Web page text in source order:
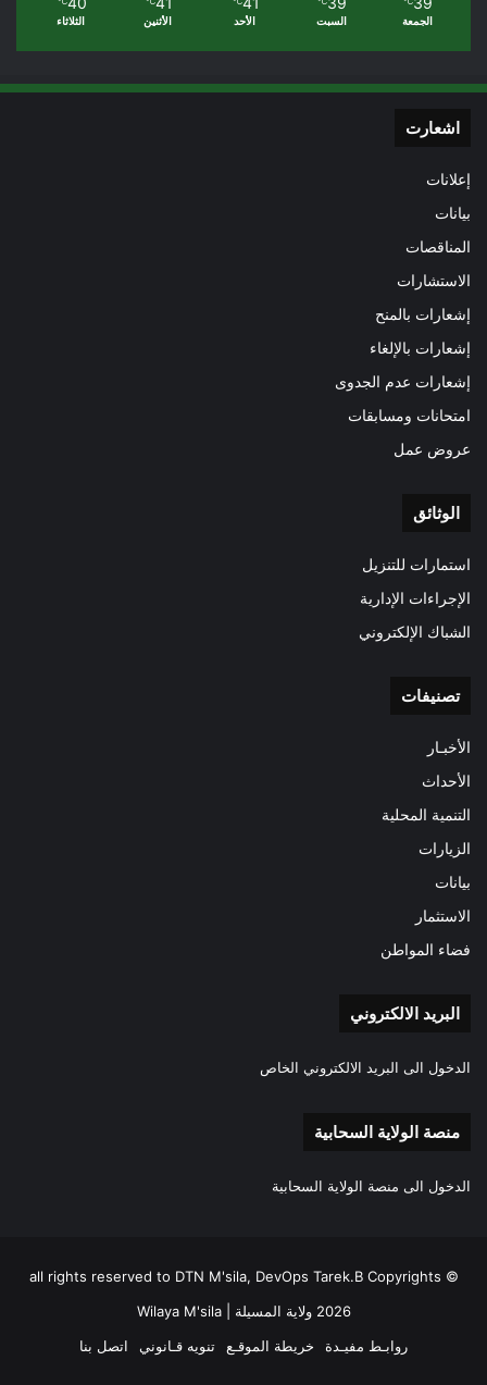
الجمعة السبت الأحد الأثنين الثلاثاء
اشعارت
إعلانات
بيانات
المناقصات
الاستشارات
إشعارات بالمنح
إشعارات بالإلغاء
إشعارات عدم الجدوى
امتحانات ومسابقات
عروض عمل
الوثائق
استمارات للتنزيل
الإجراءات الإدارية
الشباك الإلكتروني
تصنيفات
الأخبـار
الأحداث
التنمية المحلية
الزيارات
بيانات
الاستثمار
فضاء المواطن
البريد الالكتروني
الدخول الى البريد الالكتروني الخاص
منصة الولاية السحابية
الدخول الى منصة الولاية السحابية
all rights reserved to DTN M'sila, DevOps Tarek.B Copyrights ©
2026 ولاية المسيلة | Wilaya M'sila
روابـط مفيـدة
خريطة الموقـع تنويه قـانوني اتصل بنا